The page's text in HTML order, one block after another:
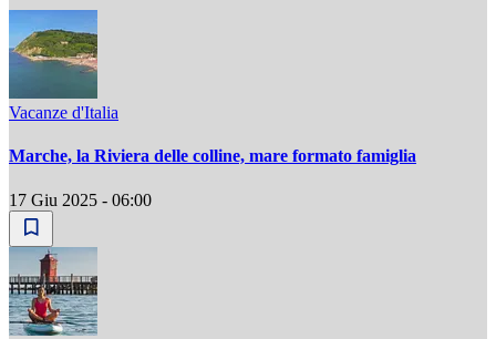
Vacanze d'Italia
Marche, la Riviera delle colline, mare formato famiglia
17 Giu 2025 - 06:00